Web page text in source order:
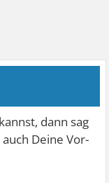
dann sag
Deine Vor-